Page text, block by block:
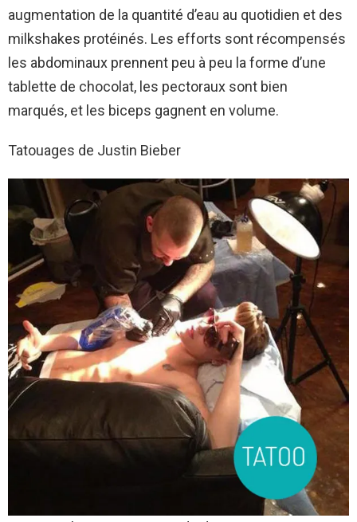
augmentation de la quantité d’eau au quotidien et des
milkshakes protéinés. Les efforts sont récompensés
les abdominaux prennent peu à peu la forme d’une
tablette de chocolat, les pectoraux sont bien
marqués, et les biceps gagnent en volume.
Tatouages de Justin Bieber